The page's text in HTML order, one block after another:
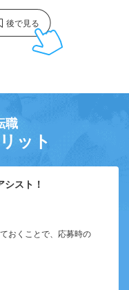
職
ット
スト！
おくことで、応募時の